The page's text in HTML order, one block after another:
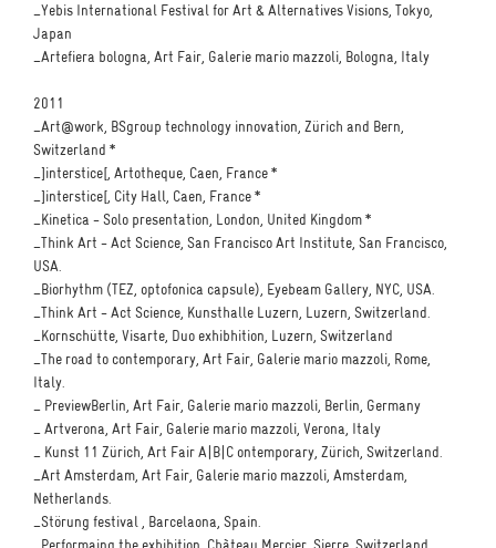
_Yebis International Festival for Art & Alternatives Visions, Tokyo,
Japan
_Artefiera bologna, Art Fair, Galerie mario mazzoli, Bologna, Italy
2011
_Art@work, BSgroup technology innovation, Zürich and Bern,
Switzerland *
_]interstice[, Artotheque, Caen, France *
_]interstice[, City Hall, Caen, France *
_Kinetica - Solo presentation, London, United Kingdom *
_Think Art - Act Science, San Francisco Art Institute, San Francisco,
USA.
_Biorhythm (TEZ, optofonica capsule), Eyebeam Gallery, NYC, USA.
_Think Art - Act Science, Kunsthalle Luzern, Luzern, Switzerland.
_Kornschütte, Visarte, Duo exhibhition, Luzern, Switzerland
_The road to contemporary, Art Fair, Galerie mario mazzoli, Rome,
Italy.
_ PreviewBerlin, Art Fair, Galerie mario mazzoli, Berlin, Germany
_ Artverona, Art Fair, Galerie mario mazzoli, Verona, Italy
_ Kunst 11 Zürich, Art Fair A|B|C ontemporary, Zürich, Switzerland.
_Art Amsterdam, Art Fair, Galerie mario mazzoli, Amsterdam,
Netherlands.
_Störung festival , Barcelaona, Spain.